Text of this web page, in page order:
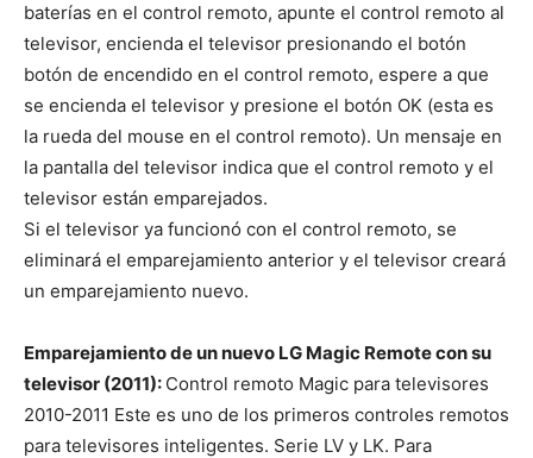
baterías en el control remoto, apunte el control remoto al
televisor, encienda el televisor presionando el botón
botón de encendido en el control remoto, espere a que
se encienda el televisor y presione el botón OK (esta es
la rueda del mouse en el control remoto). Un mensaje en
la pantalla del televisor indica que el control remoto y el
televisor están emparejados.
Si el televisor ya funcionó con el control remoto, se
eliminará el emparejamiento anterior y el televisor creará
un emparejamiento nuevo.
Emparejamiento de un nuevo LG Magic Remote con su
televisor (2011): Control remoto Magic para televisores
2010-2011 Este es uno de los primeros controles remotos
para televisores inteligentes. Serie LV y LK. Para